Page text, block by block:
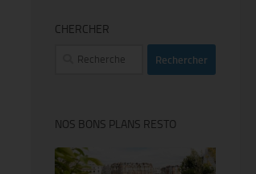
CHERCHER
Rechercher :
NOS BONS PLANS RESTO